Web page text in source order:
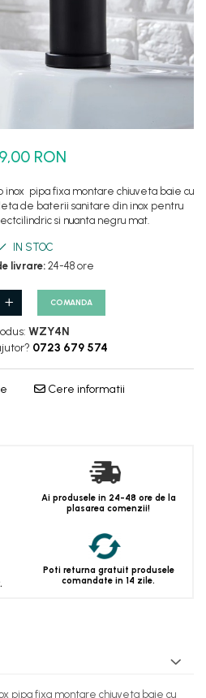
RON
pipa fixa montare chiuveta baie cu
de baterii sanitare din inox pentru
si nuanta negru mat.
IN STOC
livrare:24-48 ore
COMANDA
WZY4N
0723 679 574
Cere informatii
Ai produsele in 24-48 ore de la
plasarea comenzii!
Poti returna gratuit produsele
comandate in 14 zile.
pipa fixa montare chiuveta baie cu